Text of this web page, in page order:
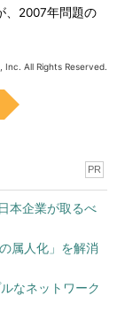
、2007年問題の
All Rights Reserved.
PR
本企業が取るべ
属人化」を解消
なネットワーク